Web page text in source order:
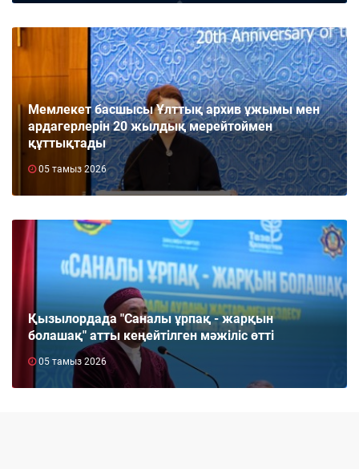
Мемлекет басшысы Ұлттық архив ұжымы мен
ардагерлерін 20 жылдық мерейтоймен
құттықтады
05 тамыз 2026
Қызылордада "Саналы ұрпақ - жарқын
болашақ" атты кеңейтілген мәжіліс өтті
05 тамыз 2026